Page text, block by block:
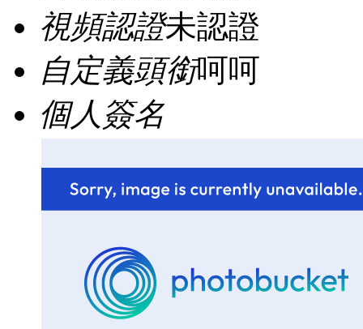
視頻認證未認證
自定義頭銜呵呵
個人簽名